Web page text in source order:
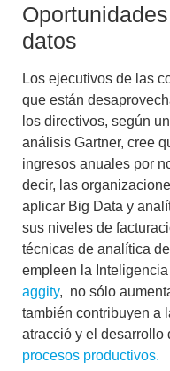
datos
Los ejecutivos de las
que están
los directivos, según
análisis Gartner, cree
ingresos anuales por
decir, las
aplicar Big Data y
sus niveles de
técnicas de analítica
empleen la Inteligencia
aggity, no sólo
también contribuyen a
atracció y el desarrollo
procesos productivos.